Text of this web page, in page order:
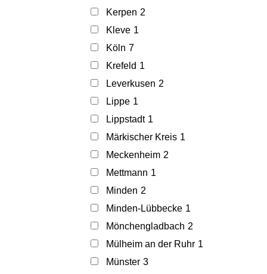
Kerpen 2
Kleve 1
Köln 7
Krefeld 1
Leverkusen 2
Lippe 1
Lippstadt 1
Märkischer Kreis 1
Meckenheim 2
Mettmann 1
Minden 2
Minden-Lübbecke 1
Mönchengladbach 2
Mülheim an der Ruhr 1
Münster 3